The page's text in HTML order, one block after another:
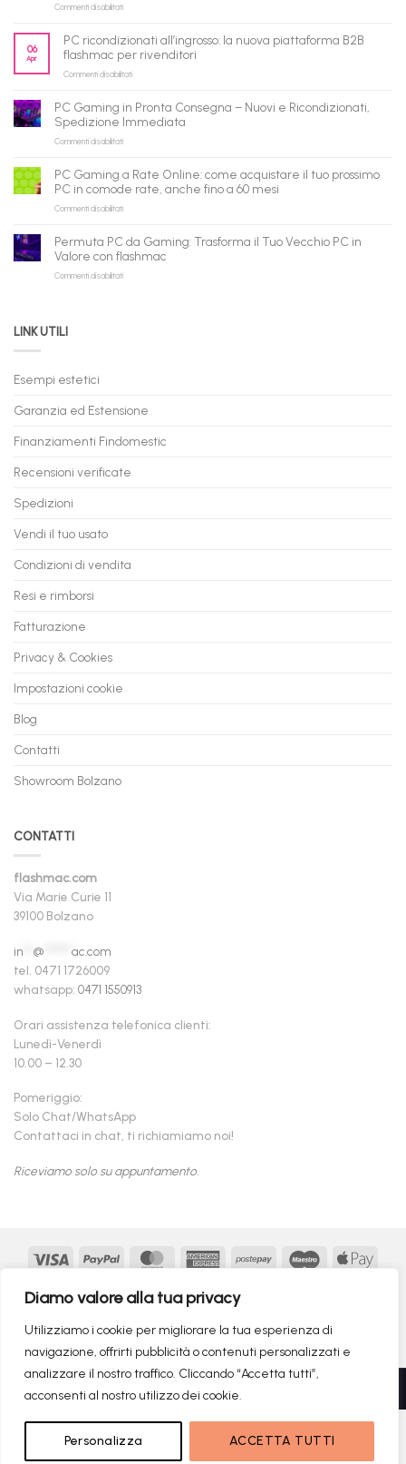
Diamo valore alla tua privacy
Utilizziamo i cookie per migliorare la tua esperienza di
navigazione, offrirti pubblicità o contenuti personalizzati e
analizzare il nostro traffico. Cliccando “Accetta tutti”,
acconsenti al nostro utilizzo dei cookie.
Personalizza ACCETTA TUTTI
Commenti disabilitatisu
pronto
per
gli
il
tuo
assistente
può
fare
shopping
qui
06
Apr
PC ricondizionati all’ingrosso: la nuova piattaforma B2B
flashmac per rivenditori
Commenti disabilitatisu
all’ingrosso:
la
B2B
flashmac
per
PC Gaming in Pronta Consegna – Nuovi e Ricondizionati,
Spedizione Immediata
Commenti disabilitatisu
in
Pronta
Consegna
Nuovi
Ricondizionati,
Spedizione
PC Gaming a Rate Online: come acquistare il tuo prossimo
PC in comode rate, anche fino a 60 mesi
Commenti disabilitatisu
a
Rate
Online:
anche
a
Permuta PC da Gaming: Trasforma il Tuo Vecchio PC in
Valore con flashmac
Commenti disabilitatisu
in
con
LINK UTILI
Esempi estetici
Garanzia ed Estensione
Finanziamenti Findomestic
Recensioni verificate
Spedizioni
Vendi il tuo usato
Condizioni di vendita
Resi e rimborsi
Fatturazione
Privacy & Cookies
Impostazioni cookie
Blog
Contatti
Showroom Bolzano
CONTATTI
flashmac.com
Via Marie Curie 11
39100 Bolzano
in @
ac.com
tel. 0471 1726009
whatsapp: 0471 1550913
Orari assistenza telefonica clienti:
Lunedì-Venerdì
10.00 – 12.30
Pomeriggio:
Solo Chat/WhatsApp
Contattaci in chat, ti richiamiamo noi!
Riceviamo solo su appuntamento.
Visa PayPal MasterCardAmericanPostepay Maestro
Google
MasterCardKlarna
Copyright 2026 © flashmac® - MONOFASE SRL - P.IVA:
02982260214 | produced by
RICERCHE DI TENDENZAIl prezzo originale era: 1.199,00€.
779,00
Il prezzo attuale è: 779,00€.
NON DISPONIBILE
Recedere dal contratto qui